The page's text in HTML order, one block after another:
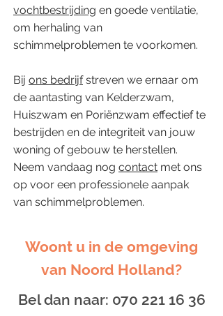
vochtbestrijding en goede ventilatie,
om herhaling van
schimmelproblemen te voorkomen.
Bij ons bedrijfstreven we ernaar om
de aantasting van Kelderzwam,
Huiszwam en Poriënzwam effectief te
bestrijden en de integriteit van jouw
woning of gebouw te herstellen.
Neem vandaag nog contact met ons
op voor een professionele aanpak
van schimmelproblemen.
Woont u in de omgeving
van Noord Holland?
Bel dan naar: 070 221 16 36